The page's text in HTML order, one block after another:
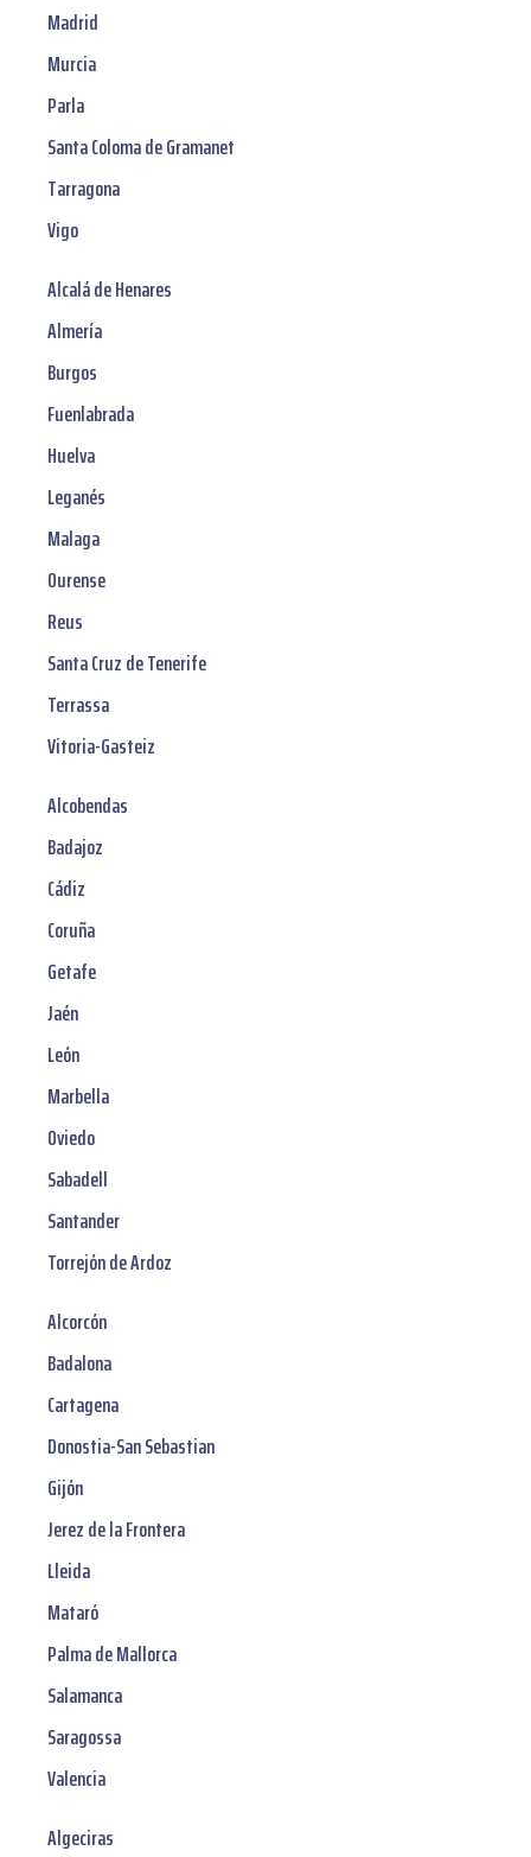
Madrid
Murcia
Parla
Santa Coloma de Gramanet
Tarragona
Vigo
Alcalá de Henares
Almería
Burgos
Fuenlabrada
Huelva
Leganés
Malaga
Ourense
Reus
Santa Cruz de Tenerife
Terrassa
Vitoria-Gasteiz
Alcobendas
Badajoz
Cádiz
Coruña
Getafe
Jaén
León
Marbella
Oviedo
Sabadell
Santander
Torrejón de Ardoz
Alcorcón
Badalona
Cartagena
Donostia-San Sebastian
Gijón
Jerez de la Frontera
Lleida
Mataró
Palma de Mallorca
Salamanca
Saragossa
Valencia
Algeciras